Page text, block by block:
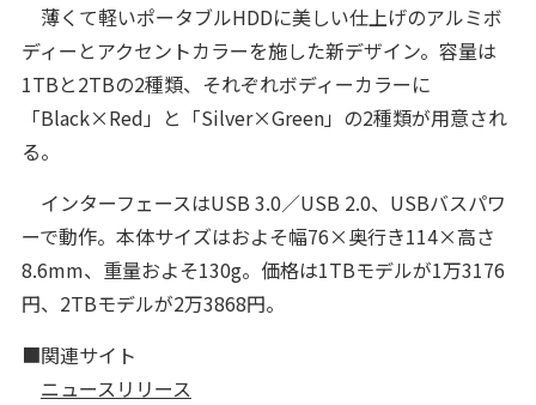
薄くて軽いポータブルHDDに美しい仕上げのアルミボ
ディーとアクセントカラーを施した新デザイン。容量は
1TBと2TBの2種類、それぞれボディーカラーに
「Black×Red」と「Silver×Green」の2種類が用意され
る。
インターフェースはUSB 3.0／USB 2.0、USBバスパワ
ーで動作。本体サイズはおよそ幅76×奥行き114×高さ
8.6mm、重量およそ130g。価格は1TBモデルが1万3176
円、2TBモデルが2万3868円。
■関連サイト
ニュースリリース